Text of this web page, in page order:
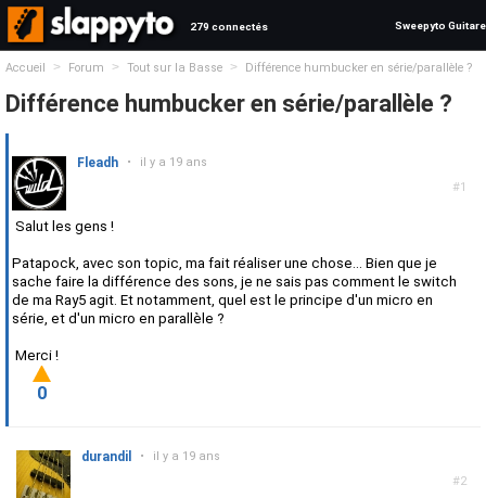
279 connectés Sweepyto Guitare
Accueil > Forum > Tout sur la Basse > Différence humbucker en série/parallèle ?
Différence humbucker en série/parallèle ?
#1
Fleadh • il y a 19 ans
Salut les gens !
Patapock, avec son topic, ma fait réaliser une chose... Bien que je
sache faire la différence des sons, je ne sais pas comment le switch
de ma Ray5 agit. Et notamment, quel est le principe d'un micro en
série, et d'un micro en parallèle ?
Merci !
0
#2
durandil • il y a 19 ans